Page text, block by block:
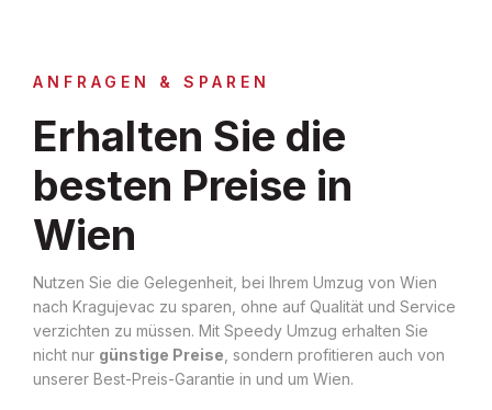
ANFRAGEN & SPAREN
Erhalten Sie die
besten Preise in
Wien
Nutzen Sie die Gelegenheit, bei Ihrem Umzug von Wien
nach Kragujevac zu sparen, ohne auf Qualität und Service
verzichten zu müssen. Mit Speedy Umzug erhalten Sie
nicht nur günstige Preise , sondern profitieren auch von
unserer Best-Preis-Garantie in und um Wien.